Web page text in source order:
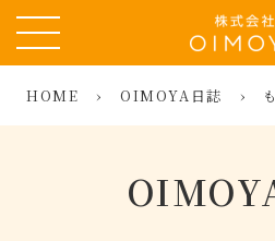
HOME › OIMOYA日誌 ›